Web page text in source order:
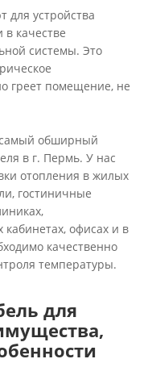
для устройства
качестве
системы. Это
греет помещение, не
самый обширный
в г. Пермь. У нас
отопления в жилых
гостиничные
кабинетах, офисах и в
качественно
температуры.
для